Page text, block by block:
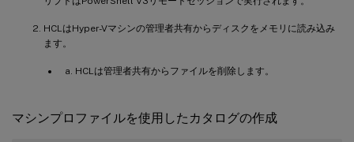
HCLはHyper-Vマシンの管理者共有からディスクをメモリに読み込み
ます。
HCLは管理者共有からファイルを削除します。
マシンプロファイルを使用したカタログの作成